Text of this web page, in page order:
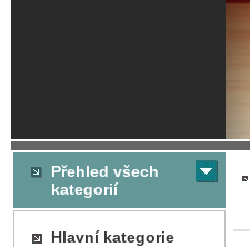
Přehled všech
kategorií
Hlavní kategorie